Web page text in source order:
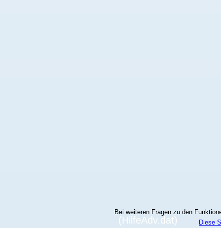
(HilfeAdv.dat)
Bei weiteren Fragen zu den
Diese